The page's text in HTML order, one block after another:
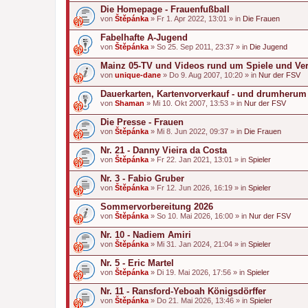
Die Homepage - Frauenfußball
von Štěpánka » Fr 1. Apr 2022, 13:01 » in Die Frauen
Fabelhafte A-Jugend
von Štěpánka » So 25. Sep 2011, 23:37 » in Die Jugend
Mainz 05-TV und Videos rund um Spiele und
von unique-dane » Do 9. Aug 2007, 10:20 » in Nur der FSV
Dauerkarten, Kartenvorverkauf - und drumherum
von Shaman » Mi 10. Okt 2007, 13:53 » in Nur der FSV
Die Presse - Frauen
von Štěpánka » Mi 8. Jun 2022, 09:37 » in Die Frauen
Nr. 21 - Danny Vieira da Costa
von Štěpánka » Fr 22. Jan 2021, 13:01 » in Spieler
Nr. 3 - Fabio Gruber
von Štěpánka » Fr 12. Jun 2026, 16:19 » in Spieler
Sommervorbereitung 2026
von Štěpánka » So 10. Mai 2026, 16:00 » in Nur der FSV
Nr. 10 - Nadiem Amiri
von Štěpánka » Mi 31. Jan 2024, 21:04 » in Spieler
Nr. 5 - Eric Martel
von Štěpánka » Di 19. Mai 2026, 17:56 » in Spieler
Nr. 11 - Ransford-Yeboah Königsdörffer
von Štěpánka » Do 21. Mai 2026, 13:46 » in Spieler